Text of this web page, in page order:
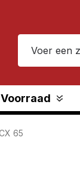
Voorraad
65